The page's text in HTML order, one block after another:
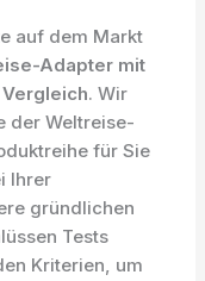
auf dem Markt
Adapter mit
. Wir
der Weltreise-
für Sie
Ihrer
gründlichen
Tests
Kriterien, um